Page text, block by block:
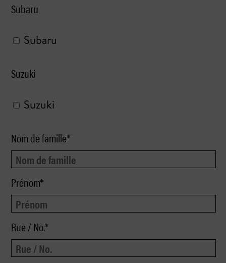
Subaru
Subaru
Suzuki
Suzuki
Nom de famille*
Prénom*
Rue / No.*